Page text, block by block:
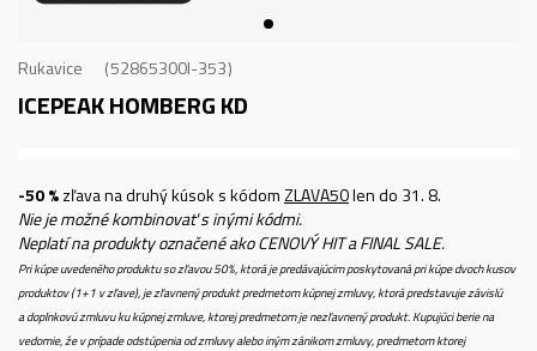
Rukavice 52865300I-353
ICEPEAK HOMBERG KD
-50 %zľava na druhý kúsok s kódomZLAVA50len do 31. 8.
Nie je možné kombinovať s inými kódmi.
Neplatí na produkty označené ako CENOVÝ HIT a FINAL SALE.
Pri kúpe uvedeného produktu so zľavou 50%, ktorá je predávajúcim poskytovaná pri kúpe dvoch kusov
produktov (1+1 v zľave), je zľavnený produkt predmetom kúpnej zmluvy, ktorá predstavuje závislú
a doplnkovú zmluvu ku kúpnej zmluve, ktorej predmetom je nezľavnený produkt. Kupujúci berie na
vedomie, že v prípade odstúpenia od zmluvy alebo iným zánikom zmluvy, predmetom ktorej